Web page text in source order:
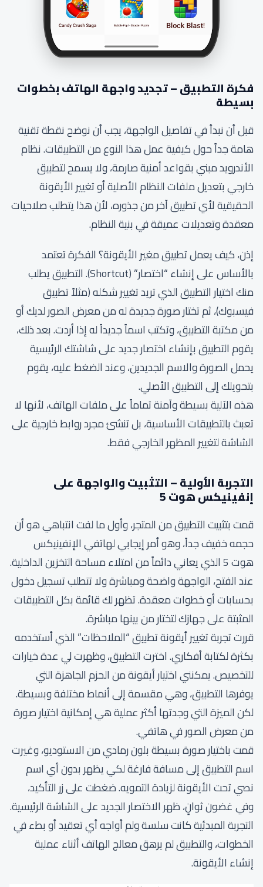
فكرة التطبيق – تجديد واجهة الهاتف بخطوات
بسيطة
قبل أن نبدأ في تفاصيل الواجهة، يجب أن نوضح نقطة تقنية
هامة جداً حول كيفية عمل هذا النوع من التطبيقات. نظام
الأندرويد مبني بقواعد أمنية صارمة، ولا يسمح لتطبيق
خارجي بتعديل ملفات النظام الأصلية أو تغيير الأيقونة
الحقيقية لأي تطبيق آخر من جذوره، لأن هذا يتطلب صلاحيات
معقدة وتعديلات عميقة في بنية النظام.
إذن، كيف يعمل تطبيق مغير الأيقونة؟ الفكرة تعتمد
بالأساس على إنشاء “اختصار” (Shortcut). التطبيق يطلب
منك اختيار التطبيق الذي تريد تغيير شكله (مثلاً تطبيق
فيسبوك)، ثم تختار صورة جديدة له من معرض الصور لديك أو
من مكتبة التطبيق، وتكتب اسماً جديداً له إذا أردت. بعد ذلك،
يقوم التطبيق بإنشاء اختصار جديد على شاشتك الرئيسية
يحمل الصورة والاسم الجديدين، وعند الضغط عليه، يقوم
بتحويلك إلى التطبيق الأصلي.
هذه الآلية بسيطة وآمنة تماماً على ملفات الهاتف، لأنها لا
تعبث بالتطبيقات الأساسية، بل تنشئ مجرد روابط خارجية على
الشاشة لتغيير المظهر الخارجي فقط.
التجربة الأولية – التثبيت والواجهة على
إنفينيكس هوت 5
قمت بتثبيت التطبيق من المتجر، وأول ما لفت انتباهي هو أن
حجمه خفيف جداً، وهو أمر إيجابي لهاتفي الإنفينيكس
هوت 5 الذي يعاني دائماً من امتلاء مساحة التخزين الداخلية.
عند الفتح، الواجهة واضحة ومباشرة ولا تتطلب تسجيل دخول
بحسابات أو خطوات معقدة. تظهر لك قائمة بكل التطبيقات
المثبتة على جهازك لتختار من بينها مباشرة.
قررت تجربة تغيير أيقونة تطبيق “الملاحظات” الذي أستخدمه
بكثرة لكتابة أفكاري. اخترت التطبيق، وظهرت لي عدة خيارات
للتخصيص. يمكنني اختيار أيقونة من الحزم الجاهزة التي
يوفرها التطبيق، وهي مقسمة إلى أنماط مختلفة وبسيطة.
لكن الميزة التي وجدتها أكثر عملية هي إمكانية اختيار صورة
من معرض الصور في هاتفي.
قمت باختيار صورة بسيطة بلون رمادي من الاستوديو، وغيرت
اسم التطبيق إلى مسافة فارغة لكي يظهر بدون أي اسم
نصي تحت الأيقونة لزيادة التمويه. ضغطت على زر التأكيد،
وفي غضون ثوانٍ، ظهر الاختصار الجديد على الشاشة الرئيسية.
التجربة المبدئية كانت سلسة ولم أواجه أي تعقيد أو بطء في
الخطوات، والتطبيق لم يرهق معالج الهاتف أثناء عملية
إنشاء الأيقونة.